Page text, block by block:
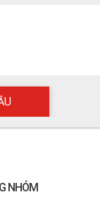
dây qua tai để
nên hạn chế
định vì đây là
NHÓM